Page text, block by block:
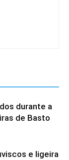
durante a
de Basto
e ligeira